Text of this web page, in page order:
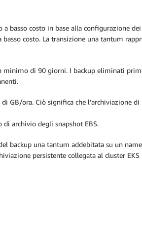
basso costo in base alla configurazione
costo. La transizione una tantum
minimo di 90 giorni. I backup eliminati
GB/ora. Ciò significa che l’archiviazione
di archivio degli snapshot EBS.
backup una tantum addebitata su un
persistente collegata al cluster